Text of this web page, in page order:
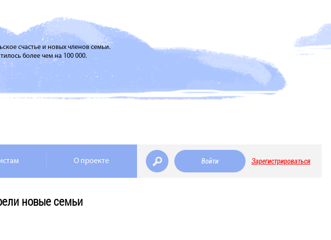
счастье и новых членов семьи.
более чем на 100 000.
О проекте Войти Зарегистрироваться
новые семьи